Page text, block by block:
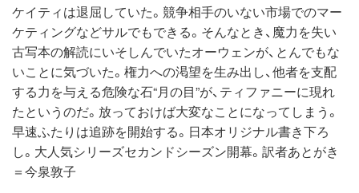
ケイティは退屈していた。競争相手のいない市場でのマー
ケティングなどサルでもできる。そんなとき、魔力を失い
古写本の解読にいそしんでいたオーウェンが、とんでもな
いことに気づいた。権力への渇望を生み出し、他者を支配
する力を与える危険な石“月の目”が、ティファニーに現れ
たというのだ。放っておけば大変なことになってしまう。
早速ふたりは追跡を開始する。日本オリジナル書き下ろ
し。大人気シリーズセカンドシーズン開幕。訳者あとがき
＝今泉敦子